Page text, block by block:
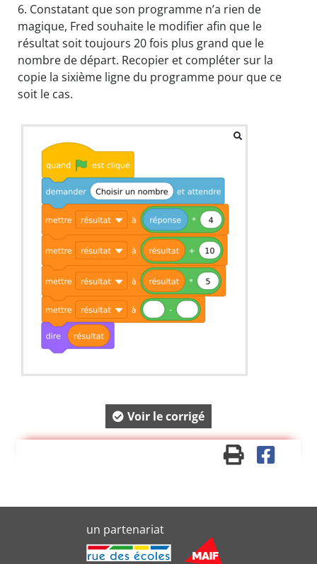
6. Constatant que son programme n’a rien de
magique, Fred souhaite le modifier afin que le
résultat soit toujours 20 fois plus grand que le
nombre de départ. Recopier et compléter sur la
copie la sixième ligne du programme pour que ce
soit le cas.
Voir le corrigé
un partenariat